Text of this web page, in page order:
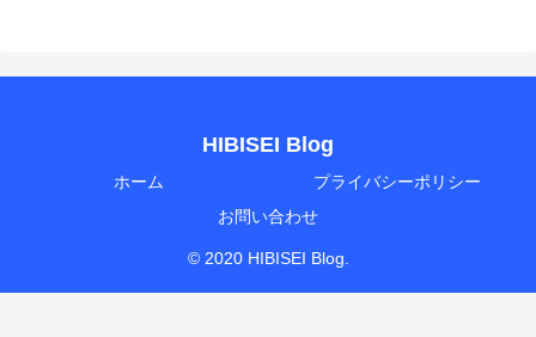
HIBISEI Blog
ホーム
プライバシーポリシー
お問い合わせ
© 2020 HIBISEI Blog.